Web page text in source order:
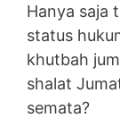
Hanya saja
status
khutbah
shalat
semata?